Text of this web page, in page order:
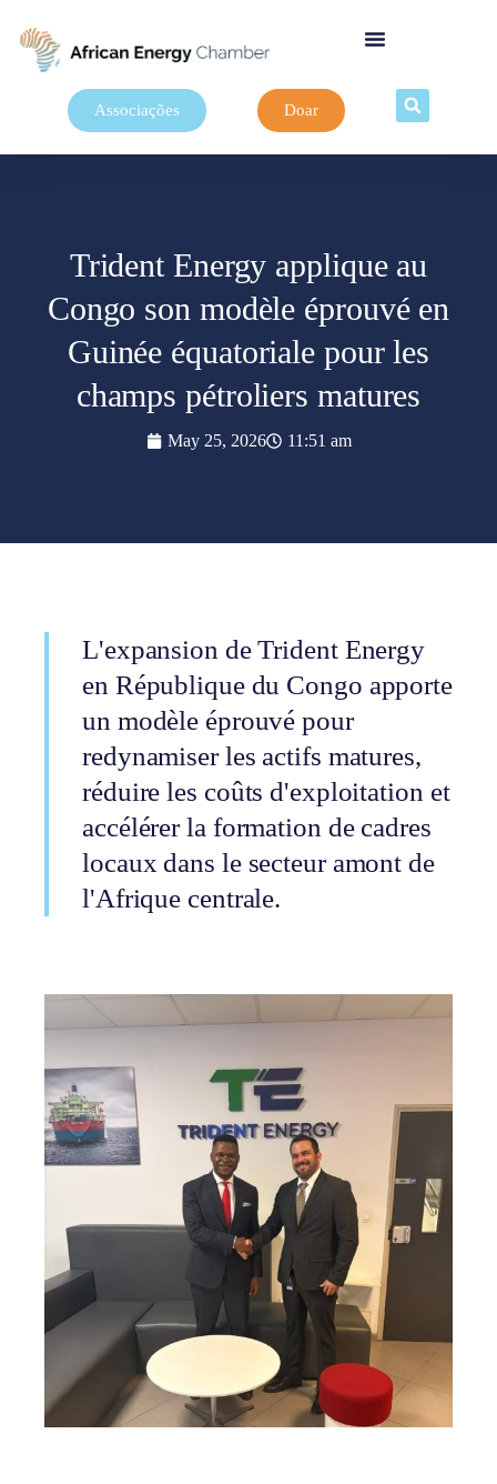
Associações Doar
Trident Energy applique au
Congo son modèle éprouvé en
Guinée équatoriale pour les
champs pétroliers matures
May 25, 2026 11:51 am
L'expansion de Trident Energy
en République du Congo apporte
un modèle éprouvé pour
redynamiser les actifs matures,
réduire les coûts d'exploitation et
accélérer la formation de cadres
locaux dans le secteur amont de
l'Afrique centrale.